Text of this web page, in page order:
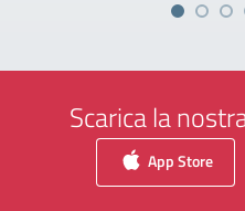
Scarica la
App Store